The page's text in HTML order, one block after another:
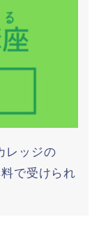
レッジの
で受けられ